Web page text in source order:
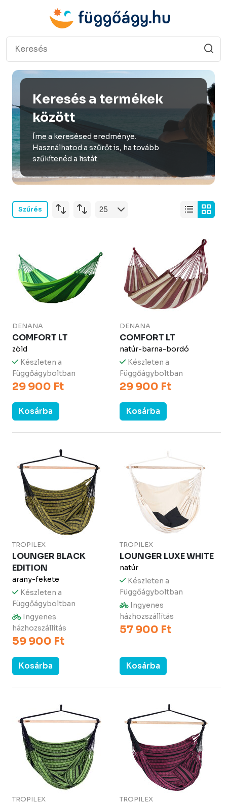
Keresés a termékek
között
Íme a keresésed eredménye.
Használhatod a szűrőt is, ha tovább
szűkítenéd a listát.
Szűrés
DENANA
COMFORT LT
zöld
Készleten a
Függőágyboltban
29 900 Ft
Kosárba
DENANA
COMFORT LT
natúr-barna-bordó
Készleten a
Függőágyboltban
29 900 Ft
Kosárba
TROPILEX
LOUNGER BLACK
EDITION
arany-fekete
Készleten a
Függőágyboltban
Ingyenes
házhozszállítás
59 900 Ft
Kosárba
TROPILEX
LOUNGER LUXE WHITE
natúr
Készleten a
Függőágyboltban
Ingyenes
házhozszállítás
57 900 Ft
Kosárba
TROPILEX TROPILEX